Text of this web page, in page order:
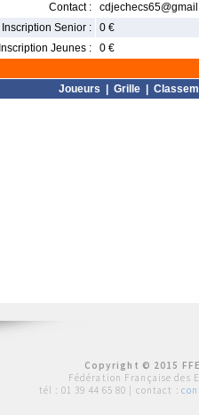
Contact :
Inscription Senior :
0 €
Inscription Jeunes :
0 €
Joueurs Grille|
Copyright © 2015
Fédération Française des
tél : 01 39 44 65 80 | contact :